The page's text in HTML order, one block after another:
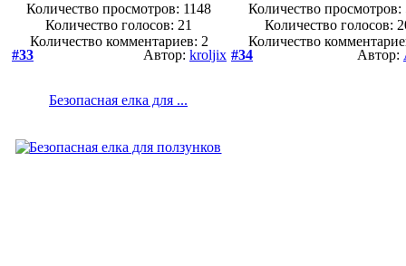
Количество просмотров: 1148
Количество голосов: 21
Количество комментариев: 2
Количество просмотров:
Количество голосов:
Количество
#33
Автор: kroljix
Безопасная елка для ...
#34 Автор: